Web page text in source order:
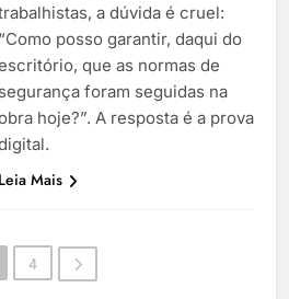
a dúvida é cruel:
“Como posso garantir, daqui do
que as normas de
segurança foram seguidas na
hoje?”. A resposta é a prova
Leia Mais
4